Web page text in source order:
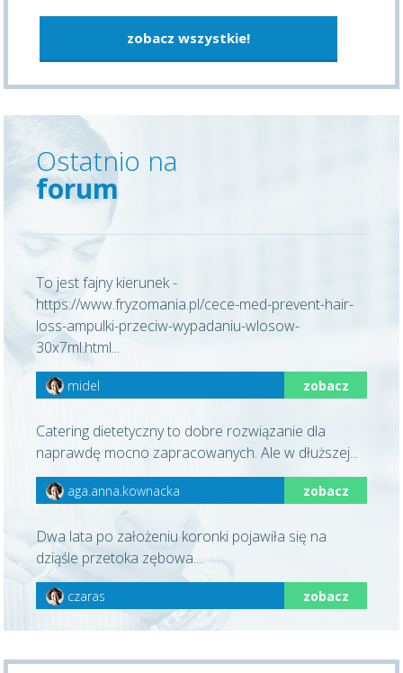
zobacz wszystkie!
Ostatnio na
forum
To jest fajny kierunek -
https://www.fryzomania.pl/cece-med-prevent-hair-
loss-ampulki-przeciw-wypadaniu-wlosow-
30x7ml.html...
midel zobacz
Catering dietetyczny to dobre rozwiązanie dla
naprawdę mocno zapracowanych. Ale w dłuższej...
aga.anna.kownacka zobacz
Dwa lata po założeniu koronki pojawiła się na
dziąśle przetoka zębowa....
czaras zobacz